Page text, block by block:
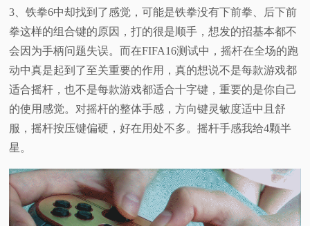
3、铁拳6中却找到了感觉，可能是铁拳没有下前拳、后下前
拳这样的组合键的原因，打的很是顺手，想发的招基本都不
会因为手柄问题失误。而在FIFA16测试中，摇杆在全场的跑
动中真是起到了至关重要的作用，真的想说不是每款游戏都
适合摇杆，也不是每款游戏都适合十字键，重要的是你自己
的使用感觉。对摇杆的整体手感，方向键灵敏度适中且舒
服，摇杆按压键偏硬，好在用处不多。摇杆手感我给4颗半
星。